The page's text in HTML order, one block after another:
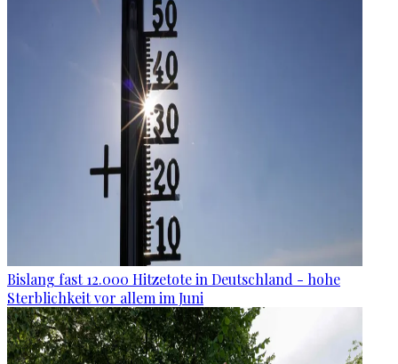
Bislang fast 12.000 Hitzetote in Deutschland - hohe
Sterblichkeit vor allem im Juni